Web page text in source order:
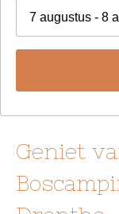
7 augustus - 8
Geniet